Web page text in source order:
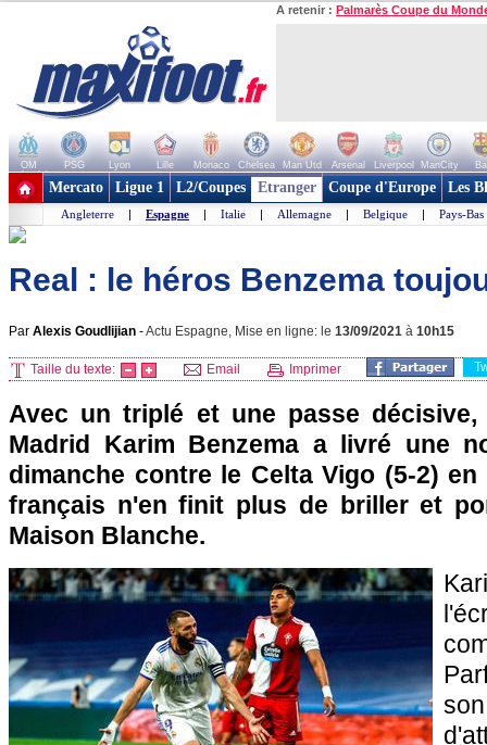
A retenir : Palmarès Coupe du
OM PSG Lyon Lille Monaco Chelsea Man Utd Arsenal Liverpool ManCity
+ de clubs
Mercato Ligue 1 L2/Coupes Etranger Coupe d'Europe Les
Angleterre | Espagne | Italie | Allemagne | Belgique | Pays-Bas
Real : le héros Benzema
Par Alexis Goudlijian -Actu Espagne, Mise en ligne: le 13/09/2021 à 10h15
Taille du texte: Email Imprimer
Avec un triplé et une passe
Madrid Karim Benzema a livré une
dimanche contre le Celta Vigo (5-2)
français n'en finit plus de briller et
Maison Blanche.